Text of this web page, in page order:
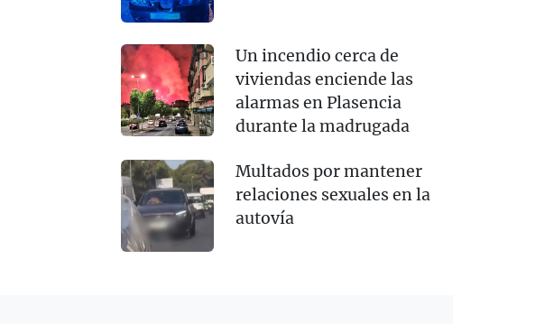
Un incendio cerca de
viviendas enciende las
alarmas en Plasencia
durante la madrugada
Multados por mantener
relaciones sexuales en la
autovía